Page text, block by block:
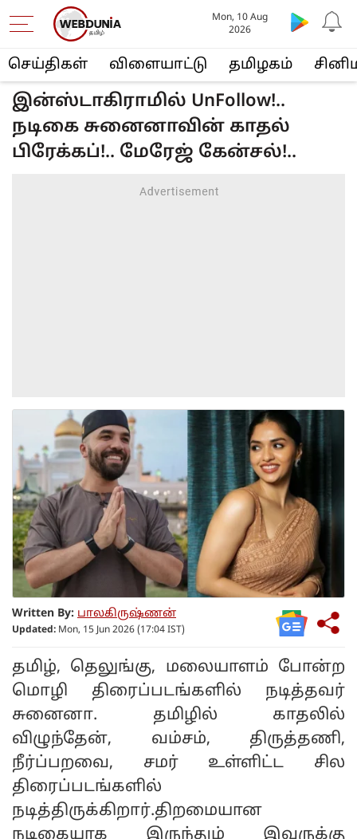
செய்திகள் விளையா‌ட்டு த‌மிழக‌ம்
Mon, 10 Aug
2026
இன்ஸ்டாகிராமில் UnFollow!..
நடிகை சுனைனாவின் காதல்
பிரேக்கப்!.. மேரேஜ் கேன்சல்!..
Written By: பாலகிருஷ்ணன்
Updated: Mon, 15 Jun 2026 (17:04 IST)
தமிழ், தெலுங்கு, மலையாளம் போன்ற
மொழி திரைப்படங்களில் நடித்தவர்
சுனைனா. தமிழில் காதலில்
விழுந்தேன், வம்சம், திருத்தணி,
நீர்ப்பறவை, சமர் உள்ளிட்ட சில
திரைப்படங்களில்
நடித்திருக்கிறார்.திறமையான
நடிகையாக இருந்தும் இவருக்கு